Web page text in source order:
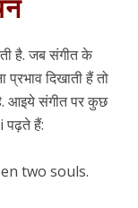
है. जब संगीत के
प्रभाव दिखाती हैं तो
आइये संगीत पर कुछ
पढ़ते हैं:
two souls.